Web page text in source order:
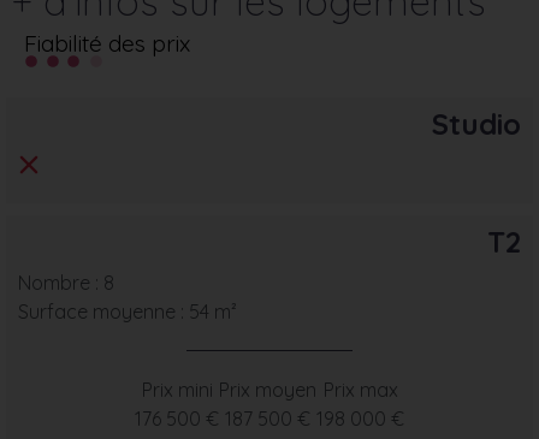
Fiabilité des prix
Studio
T2
Nombre : 8
Surface moyenne : 54 m²
Prix mini
176 500 €
Prix moyen
187 500 €
Prix max
198 000 €